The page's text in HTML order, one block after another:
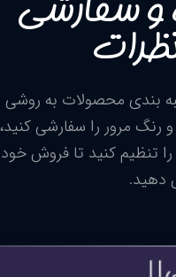
بندی محصولات به روشی
رنگ مرور را سفارشی کنید،
تنظیم کنید تا فروش خود
دهید.